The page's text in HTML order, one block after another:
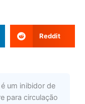
Reddit
um inibidor de
para circulação